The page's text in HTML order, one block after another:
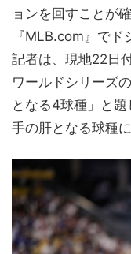
ョンを回すことが
『MLB.com』で
記者は、現地22日
ワールドシリーズ
となる4球種」と
手の肝となる球種